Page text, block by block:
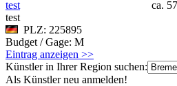
ca.
test
test
PLZ: 225895
Budget / Gage: M
Eintrag anzeigen >>
Künstler in Ihrer Region suchen:
Als Künstler neu anmelden!